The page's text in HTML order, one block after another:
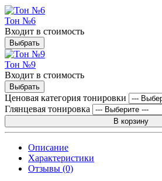
Тон №6
Входит в стоимость
Выбрать
Тон №9
Входит в стоимость
Выбрать
Ценовая категория тонировки
Глянцевая тонировка
В корзину
Описание
Характеристики
Отзывы (0)